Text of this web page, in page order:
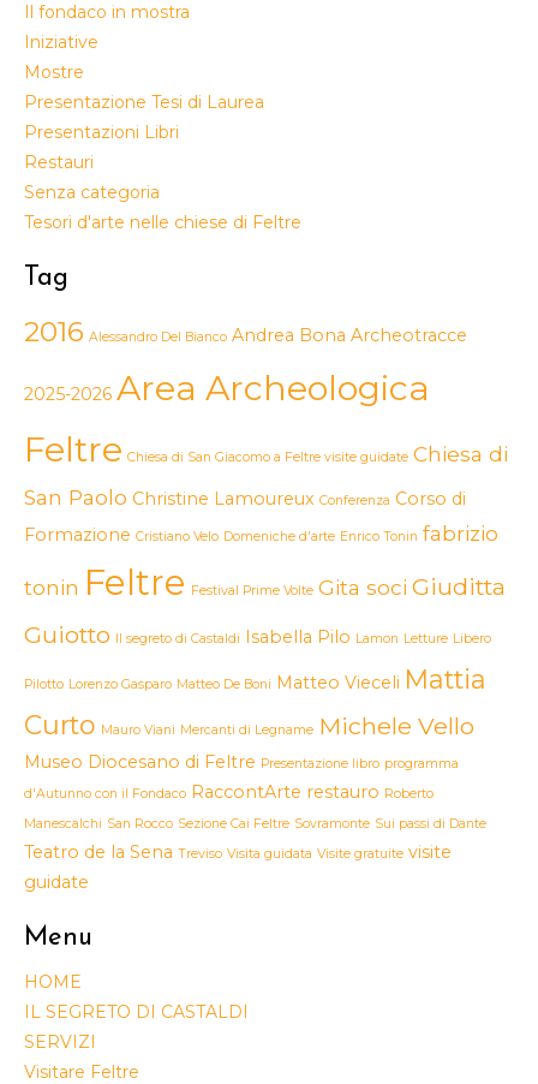
Il fondaco in mostra
Iniziative
Mostre
Presentazione Tesi di Laurea
Presentazioni Libri
Restauri
Senza categoria
Tesori d'arte nelle chiese di Feltre
Tag
2016 Alessandro Del Bianco Andrea Bona Archeotracce
2025-2026 Area Archeologica
Feltre Chiesa di San Giacomo a Feltre visite guidate Chiesa di
San Paolo Christine Lamoureux Conferenza Corso di
Formazione Cristiano Velo Domeniche d'arte Enrico Tonin fabrizio
tonin Feltre Festival Prime Volte Gita soci Giuditta
Guiotto Il segreto di Castaldi Isabella Pilo Lamon Letture Libero
Pilotto Lorenzo Gasparo Matteo De Boni Matteo Vieceli Mattia
Curto Mauro Viani Mercanti di Legname Michele Vello
Museo Diocesano di Feltre Presentazione libro programma
d'Autunno con il Fondaco RaccontArte restauro Roberto
Manescalchi San Rocco Sezione Cai Feltre Sovramonte Sui passi di Dante
Teatro de la Sena Treviso Visita guidata Visite gratuite visite
guidate
Menu
HOME
IL SEGRETO DI CASTALDI
SERVIZI
Visitare Feltre